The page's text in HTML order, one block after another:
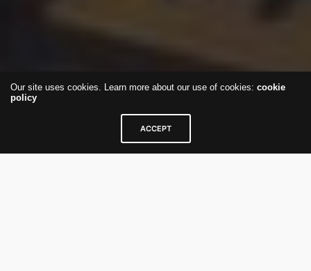
Our site uses cookies. Learn more about our use of cookies: cookie
policy
ACCEPT